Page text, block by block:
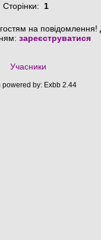
Сторінки: 1
на повідомлення!
зареєструватися
Учасники
powered by: Exbb 2.44